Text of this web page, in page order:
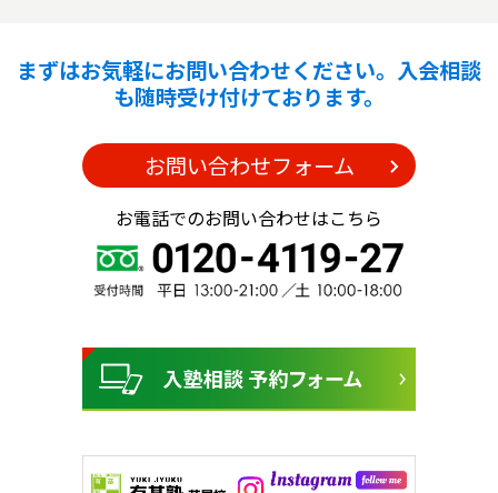
まずはお気軽にお問い合わせください。入会相談
も随時受け付けております。
お問い合わせフォーム
お電話でのお問い合わせはこちら